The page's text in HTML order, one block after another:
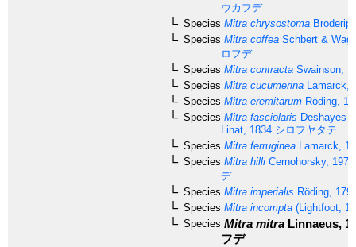
ウカフデ
Species Mitra chrysostoma
Species Mitra coffea Schbert &
ロフデ
Species Mitra contracta Swainson,
Species Mitra cucumerina Lamarck,
Species Mitra eremitarum Röding,
Species Mitra fasciolaris Deshayes
Linat, 1834 シロフヤタテ
Species Mitra ferruginea Lamarck,
Species Mitra hilli Cernohorsky, 1975
デ
Species Mitra imperialis Röding,
Species Mitra incompta (Lightfoot,
Species Mitra mitra Linnaeus,
フデ